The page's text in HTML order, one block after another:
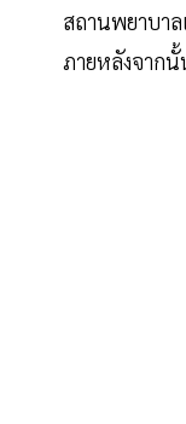
สถานพยาบา
ภายหลังจากนั้